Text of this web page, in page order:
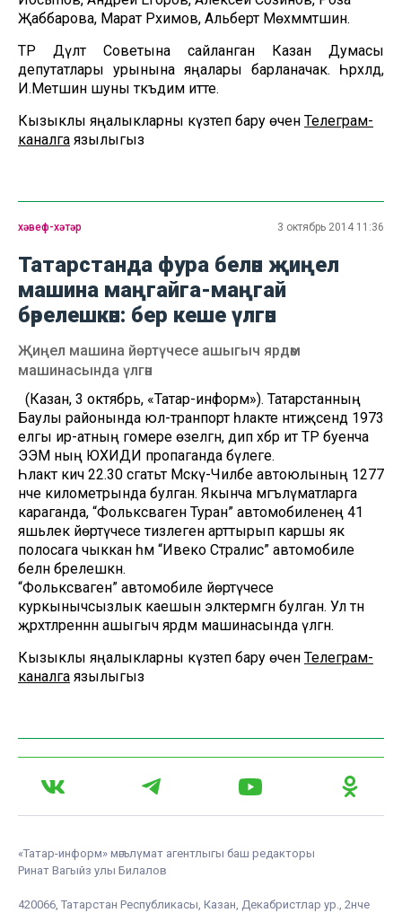
Җаббарова, Марат Рәхимов, Альберт Мөхәммәтшин.
ТР Дәүләт Советына сайланган Казан Думасы
депутатлары урынына яңалары барланачак. Һәрхәлдә,
И.Метшин шуны тәкъдим итте.
Кызыклы яңалыкларны күзәтеп бару өчен Телеграм-
каналга язылыгыз
хәвеф-хәтәр 3 октябрь 2014 11:36
Татарстанда фура белән җиңел
машина маңгайга-маңгай
бәрелешкән: бер кеше үлгән
Җиңел машина йөртүчесе ашыгыч ярдәм
машинасында үлгән
(Казан, 3 октябрь, «Татар-информ»). Татарстанның
Баулы районында юл-транпорт һәлакәте нәтиҗәсендә 1973
елгы ир-атның гомере өзелгән, дип хәбәр итә ТР буенча
ЭЭМ ның ЮХИДИ пропаганда бүлеге.
Һәлакәт кичә 22.30 сәгатьтә Мәскәү-Чиләбе автоюлының 1277
нче километрында булган. Якынча мәгълүматларга
караганда, “Фольксваген Туран” автомобиленең 41
яшьлек йөртүчесе тизлеген арттырып каршы як
полосага чыккан һәм “Ивеко Стралис” автомобиле
белән бәрелешкән.
“Фольксваген” автомобиле йөртүчесе
куркынычсызлык каешын эләктермәгән булган. Ул тән
җәрәхәтләреннән ашыгыч ярдәм машинасында үлгән.
Кызыклы яңалыкларны күзәтеп бару өчен Телеграм-
каналга язылыгыз
«Татар-информ» мәгълүмат агентлыгы баш редакторы
Ринат Вагыйз улы Билалов
420066, Татарстан Республикасы, Казан, Декабристлар ур., 2нче